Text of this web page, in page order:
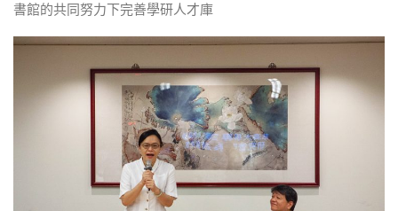
書館的共同努力下完善學研人才庫